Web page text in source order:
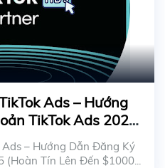
Ads – Hướng
TikTok Ads 2025
– Hướng Dẫn Đăng Ký
Tín Lên Đến $1000...